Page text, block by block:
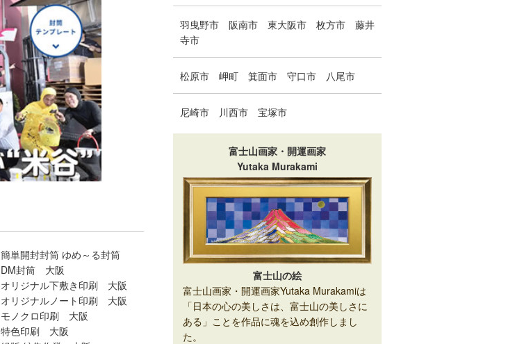
簡単開封封筒 ゆめ～る封筒
DM封筒 大阪
オリジナル下敷き印刷 大阪
オリジナルノート印刷 大阪
モノクロ印刷 大阪
特色印刷 大阪
羽曳野市 阪南市 東大阪市 枚方市
藤井
寺市
松原市 岬町 箕面市 守口市 八尾市
尼崎市 川西市 宝塚市
富士山画家・開運画家
Yutaka Murakami
富士山の絵
富士山画家・開運画家Yutaka Murakamiは
「日本の心の美しさは、富士山の美しさに
ある」ことを作品に魂を込め創作しまし
た。